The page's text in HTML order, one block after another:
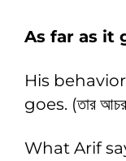
As far as it
His
goes. (তার আচরণ
What Arif